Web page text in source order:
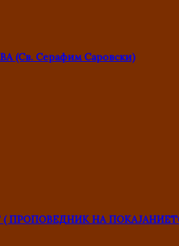
(Св. Серафим Саровски)
ПРОПОВЕДНИК НА